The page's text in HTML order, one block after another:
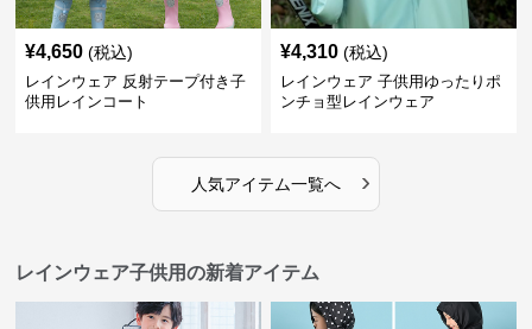
¥4,650 (税込)
レインウェア 反射テープ付き子
供用レインコート
¥4,310 (税込)
レインウェア 子供用ゆったりポ
ンチョ型レインウェア
人気アイテム一覧へ ›
レインウェア子供用の新着アイテム